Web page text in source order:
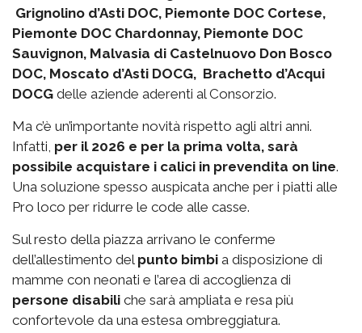
Grignolino d’Asti DOC, Piemonte DOC Cortese,
Piemonte DOC Chardonnay, Piemonte DOC
Sauvignon, Malvasia di Castelnuovo Don Bosco
DOC, Moscato d’Asti DOCG, Brachetto d’Acqui
DOCG delle aziende aderenti al Consorzio.
Ma c’è un’importante novità rispetto agli altri anni.
Infatti, per il 2026 e per la prima volta, sarà
possibile acquistare i calici in prevendita on line.
Una soluzione spesso auspicata anche per i piatti alle
Pro loco per ridurre le code alle casse.
Sul resto della piazza arrivano le conferme
dell’allestimento del punto bimbi a disposizione di
mamme con neonati e l’area di accoglienza di
persone disabili che sarà ampliata e resa più
confortevole da una estesa ombreggiatura.